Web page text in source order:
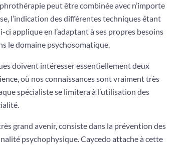
peut être combinée avec n’importe
l’in­dication des différentes techniques étant
applique en l’adaptant à ses propres besoins
le domaine psychosomatique.
doivent intéresser essentiellement deux
où nos connaissances sont vraiment très
spécialiste se limitera à l’utilisation des
grand avenir, consiste dans la prévention des
psychophysique. Caycedo attache à cette